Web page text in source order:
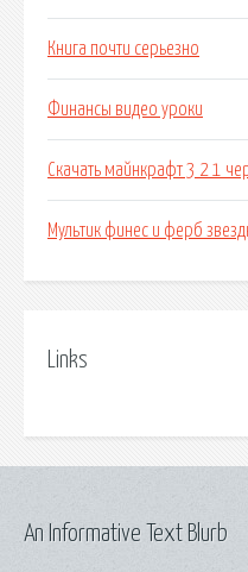
Книга почти серьезно
Финансы видео уроки
Скачать майнкрафт 3 2 1
Мультик финес и ферб
Links
An Informative Text Blurb